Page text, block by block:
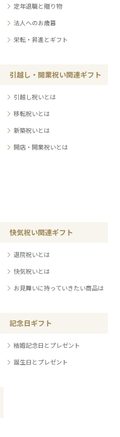
定年退職と贈り物
法人へのお歳暮
栄転・昇進とギフト
引越し・開業祝い関連ギフト
引越し祝いとは
移転祝いとは
新築祝いとは
開店・開業祝いとは
快気祝い関連ギフト
退院祝いとは
快気祝いとは
お見舞いに持っていきたい商品は
記念日ギフト
結婚記念日とプレゼント
誕生日とプレゼント